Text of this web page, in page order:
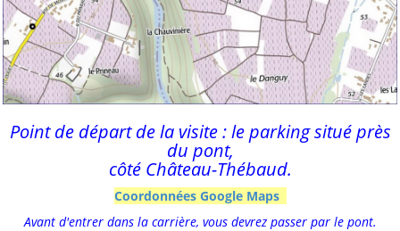
A noter
A propos
Bon à savoir
Distinctions et
Ressources
Comptes rendus
Les documents
d'adhésion
Point de départ de la visite : le parking situé près
du pont,
côté Château-Thébaud.
Coordonnées Google Maps
Avant d'entrer dans la carrière, vous devrez passer par le pont.